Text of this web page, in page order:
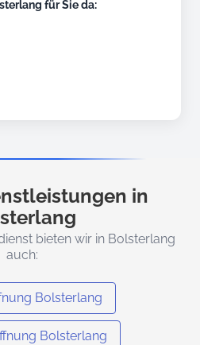
für Sie da:
in
bieten wir in Bolsterlang
auch:
Bolsterlang
Bolsterlang